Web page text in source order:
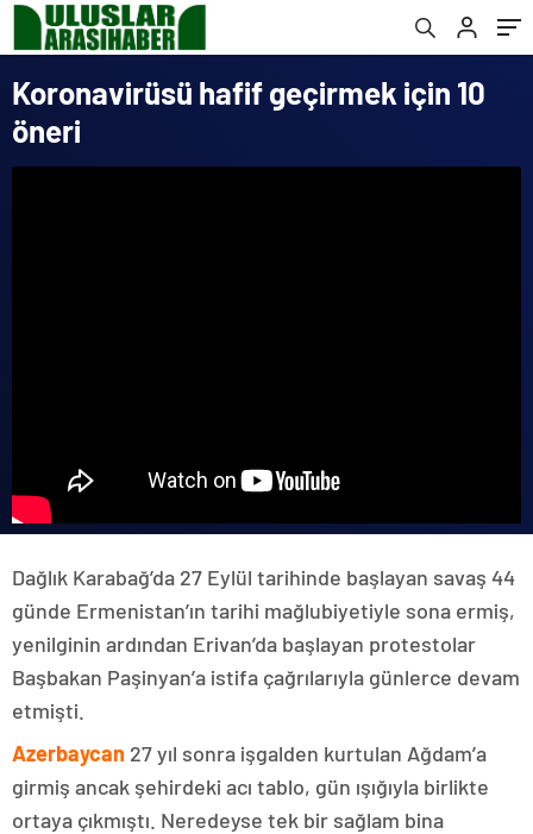
Koronavirüsü hafif geçirmek için 10
öneri
Dağlık Karabağ’da 27 Eylül tarihinde başlayan savaş 44
günde Ermenistan’ın tarihi mağlubiyetiyle sona ermiş,
yenilginin ardından Erivan’da başlayan protestolar
Başbakan Paşinyan’a istifa çağrılarıyla günlerce devam
etmişti.
Azerbaycan 27 yıl sonra işgalden kurtulan Ağdam’a
girmiş ancak şehirdeki acı tablo, gün ışığıyla birlikte
ortaya çıkmıştı. Neredeyse tek bir sağlam bina